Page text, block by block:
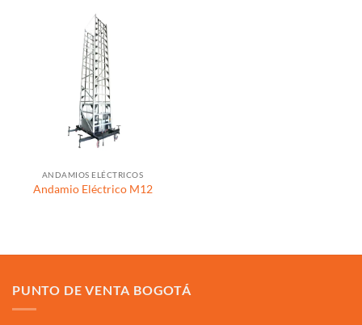
ANDAMIOS ELÉCTRICOS
Andamio Eléctrico M12
PUNTO DE VENTA BOGOTÁ